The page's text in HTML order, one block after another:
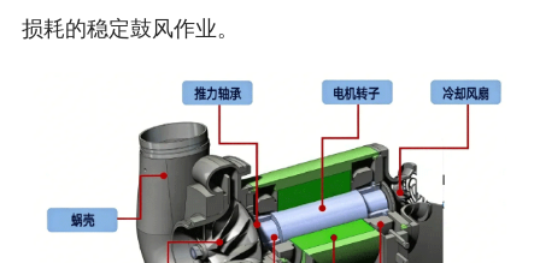
损耗的稳定鼓风作业。